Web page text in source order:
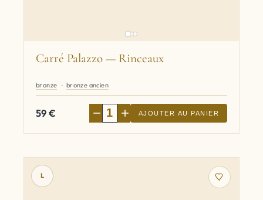
Carré Palazzo — Rinceaux
bronze bronze ancien
59€ − + AJOUTER AU PANIER
L